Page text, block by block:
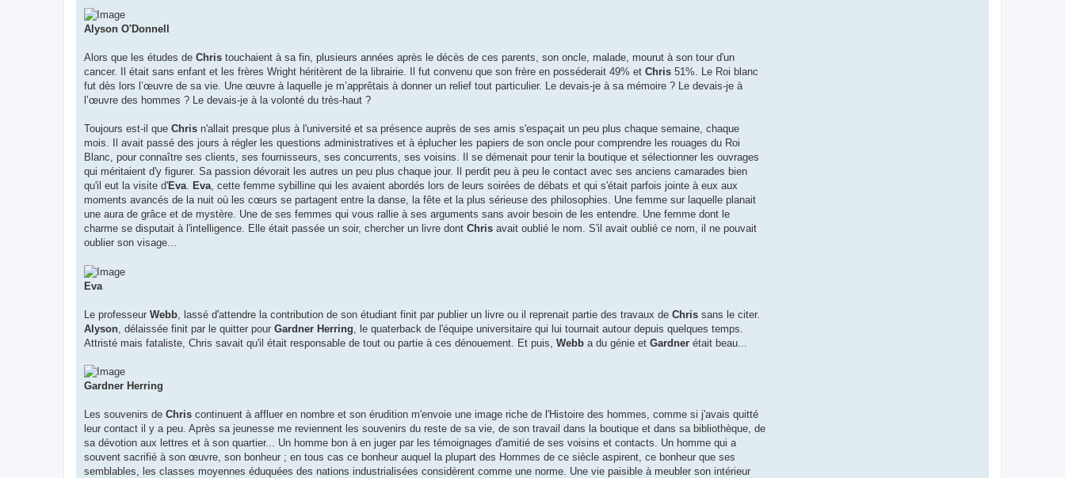
Alyson O'Donnell
Alors que les études de Chris touchaient à sa fin, plusieurs années après le décès de ces parents, son oncle, malade, mourut à son tour d'un
cancer. Il était sans enfant et les frères Wright héritèrent de la librairie. Il fut convenu que son frère en posséderait 49% et Chris 51%. Le Roi blanc
fut dès lors l’œuvre de sa vie. Une œuvre à laquelle je m’apprêtais à donner un relief tout particulier. Le devais-je à sa mémoire ? Le devais-je à
l’œuvre des hommes ? Le devais-je à la volonté du très-haut ?
Toujours est-il que Chris n'allait presque plus à l'université et sa présence auprès de ses amis s'espaçait un peu plus chaque semaine, chaque
mois. Il avait passé des jours à régler les questions administratives et à éplucher les papiers de son oncle pour comprendre les rouages du Roi
Blanc, pour connaître ses clients, ses fournisseurs, ses concurrents, ses voisins. Il se démenait pour tenir la boutique et sélectionner les ouvrages
qui méritaient d'y figurer. Sa passion dévorait les autres un peu plus chaque jour. Il perdit peu à peu le contact avec ses anciens camarades bien
qu'il eut la visite d'Eva. Eva, cette femme sybilline qui les avaient abordés lors de leurs soirées de débats et qui s'était parfois jointe à eux aux
moments avancés de la nuit où les cœurs se partagent entre la danse, la fête et la plus sérieuse des philosophies. Une femme sur laquelle planait
une aura de grâce et de mystère. Une de ses femmes qui vous rallie à ses arguments sans avoir besoin de les entendre. Une femme dont le
charme se disputait à l'intelligence. Elle était passée un soir, chercher un livre dont Chris avait oublié le nom. S'il avait oublié ce nom, il ne pouvait
oublier son visage...
Eva
Le professeur Webb , lassé d'attendre la contribution de son étudiant finit par publier un livre ou il reprenait partie des travaux de Chris sans le citer.
Alyson , délaissée finit par le quitter pour Gardner Herring , le quaterback de l'équipe universitaire qui lui tournait autour depuis quelques temps.
Attristé mais fataliste, Chris savait qu'il était responsable de tout ou partie à ces dénouement. Et puis, Webb a du génie et Gardner était beau...
Gardner Herring
Les souvenirs de Chris continuent à affluer en nombre et son érudition m'envoie une image riche de l'Histoire des hommes, comme si j'avais quitté
leur contact il y a peu. Après sa jeunesse me reviennent les souvenirs du reste de sa vie, de son travail dans la boutique et dans sa bibliothèque, de
sa dévotion aux lettres et à son quartier... Un homme bon à en juger par les témoignages d'amitié de ses voisins et contacts. Un homme qui a
souvent sacrifié à son œuvre, son bonheur ; en tous cas ce bonheur auquel la plupart des Hommes de ce siècle aspirent, ce bonheur que ses
semblables, les classes moyennes éduquées des nations industrialisées considèrent comme une norme. Une vie paisible à meubler son intérieur